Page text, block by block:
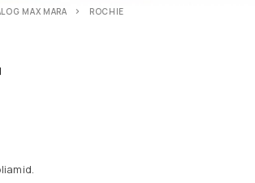
MAX MARA ROCHIE